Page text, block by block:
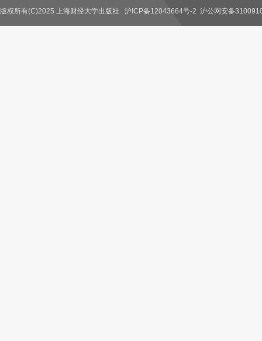
联系我们
版权所有(C)2025 上海财经大学出版社 沪ICP备12043664号-2 沪公网安备